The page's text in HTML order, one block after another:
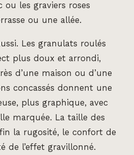
les graviers roses
ou une allée.
Les granulats roulés
plus doux et arrondi,
d’une maison ou d’une
concassés donnent une
plus graphique, avec
marquée. La taille des
la rugosité, le confort de
de l’effet gravillonné.